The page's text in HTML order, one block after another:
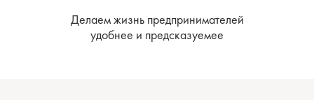
Делаем жизнь предпринимателей
удобнее и предсказуемее